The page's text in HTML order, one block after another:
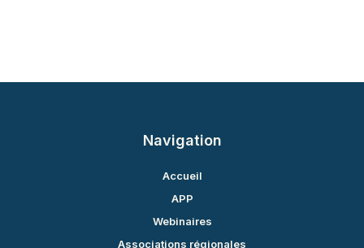
Navigation
Accueil
APP
Webinaires
Associations régionales